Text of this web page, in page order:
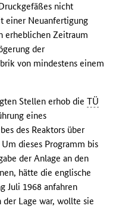
nicht
einer Neuanfertigung
erheblichen Zeitraum
der
von mindestens einem
Stellen erhob dieTÜ
eines
des Reaktors über
dieses Programm bis
der Anlage an den
hätte die englische
Juli 1968 anfahren
der Lage war, wollte sie